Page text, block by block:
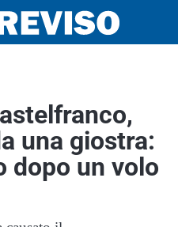
una giostra:
dopo un volo